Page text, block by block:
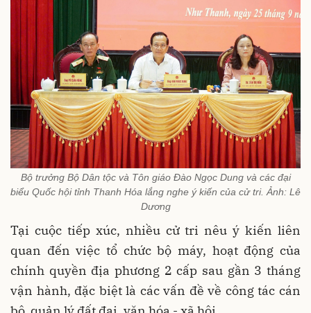
Bộ trưởng Bộ Dân tộc và Tôn giáo Đào Ngọc Dung và các đại
biểu Quốc hội tỉnh Thanh Hóa lắng nghe ý kiến của cử tri. Ảnh: Lê
Dương
Tại cuộc tiếp xúc, nhiều cử tri nêu ý kiến liên
quan đến việc tổ chức bộ máy, hoạt động của
chính quyền địa phương 2 cấp sau gần 3 tháng
vận hành, đặc biệt là các vấn đề về công tác cán